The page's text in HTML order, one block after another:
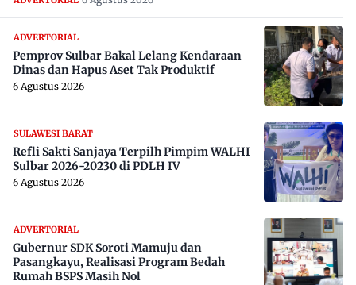
ADVERTORIAL
Pemprov Sulbar Bakal Lelang Kendaraan
Dinas dan Hapus Aset Tak Produktif
6 Agustus 2026
SULAWESI BARAT
Refli Sakti Sanjaya Terpilh Pimpim WALHI
Sulbar 2026-20230 di PDLH IV
6 Agustus 2026
ADVERTORIAL
Gubernur SDK Soroti Mamuju dan
Pasangkayu, Realisasi Program Bedah
Rumah BSPS Masih Nol